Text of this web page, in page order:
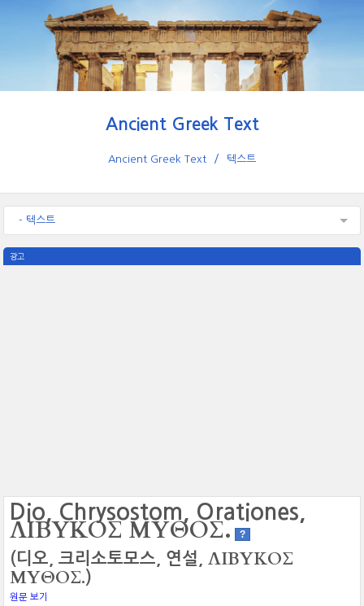
Ancient Greek Text
Ancient Greek Text 텍스트
- 텍스트
광고
Dio, Chrysostom, Orationes,
ΛΙΒΥΚΟΣ ΜΥΘΟΣ. ?
(디오, 크리소토모스, 연설, ΛΙΒΥΚΟΣ
ΜΥΘΟΣ.)
원문 보기